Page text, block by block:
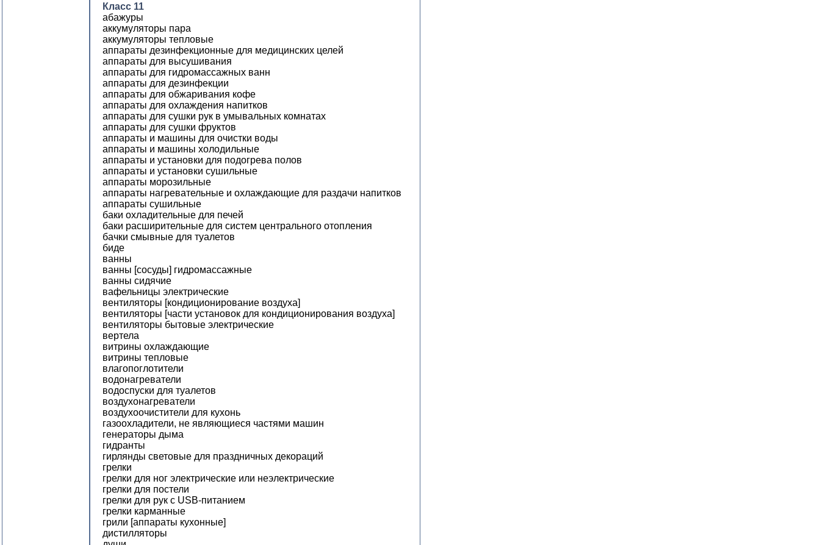
Класс 11
абажуры
аккумуляторы пара
аккумуляторы тепловые
аппараты дезинфекционные для медицинских целей
аппараты для высушивания
аппараты для гидромассажных ванн
аппараты для дезинфекции
аппараты для обжаривания кофе
аппараты для охлаждения напитков
аппараты для сушки рук в умывальных комнатах
аппараты для сушки фруктов
аппараты и машины для очистки воды
аппараты и машины холодильные
аппараты и установки для подогрева полов
аппараты и установки сушильные
аппараты морозильные
аппараты нагревательные и охлаждающие для раздачи напитков
аппараты сушильные
баки охладительные для печей
баки расширительные для систем центрального отопления
бачки смывные для туалетов
биде
ванны
ванны [сосуды] гидромассажные
ванны сидячие
вафельницы электрические
вентиляторы [кондиционирование воздуха]
вентиляторы [части установок для кондиционирования воздуха]
вентиляторы бытовые электрические
вертела
витрины охлаждающие
витрины тепловые
влагопоглотители
водонагреватели
водоспуски для туалетов
воздухонагреватели
воздухоочистители для кухонь
газоохладители, не являющиеся частями машин
генераторы дыма
гидранты
гирлянды световые для праздничных декораций
грелки
грелки для ног электрические или неэлектрические
грелки для постели
грелки для рук с USB-питанием
грелки карманные
грили [аппараты кухонные]
дистилляторы